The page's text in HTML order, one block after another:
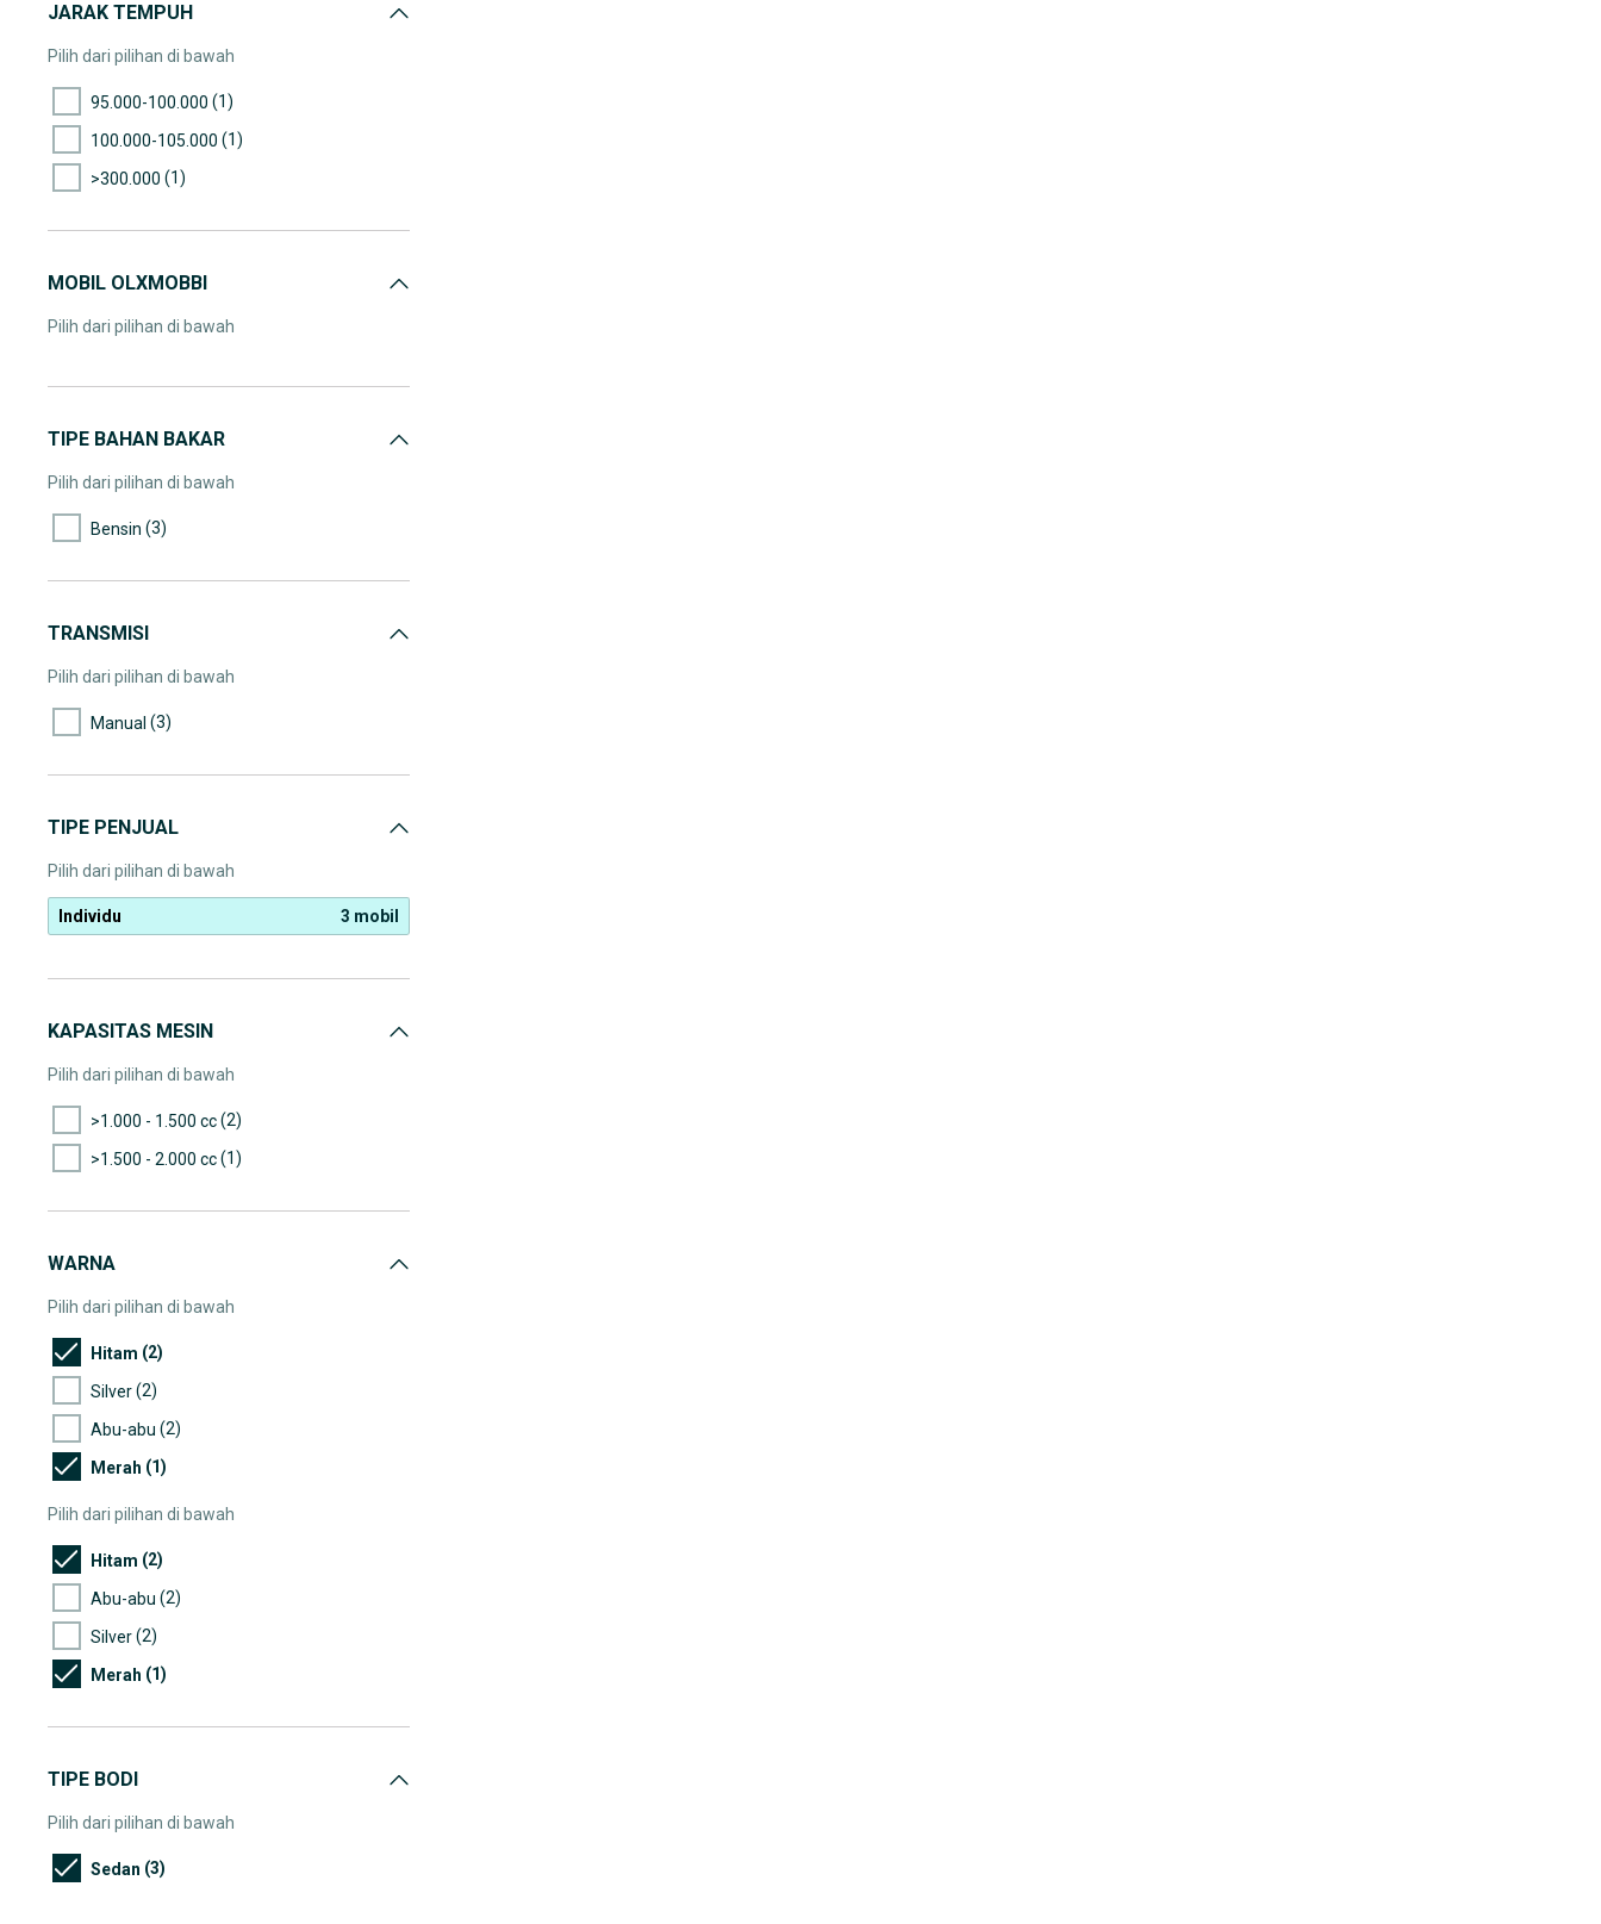
JARAK TEMPUH
Pilih dari pilihan di bawah
95.000-100.000 (1)
100.000-105.000 (1)
>300.000 (1)
MOBIL OLXMOBBI
Pilih dari pilihan di bawah
TIPE BAHAN BAKAR
Pilih dari pilihan di bawah
Bensin (3)
TRANSMISI
Pilih dari pilihan di bawah
Manual (3)
TIPE PENJUAL
Pilih dari pilihan di bawah
Individu 3 mobil
KAPASITAS MESIN
Pilih dari pilihan di bawah
>1.000 - 1.500 cc(2)
>1.500 - 2.000 cc(1)
WARNA
Pilih dari pilihan di bawah
Hitam (2)
Silver(2)
Abu-abu (2)
Merah (1)
Pilih dari pilihan di bawah
Hitam (2)
Abu-abu (2)
Silver(2)
Merah (1)
TIPE BODI
Pilih dari pilihan di bawah
Sedan (3)